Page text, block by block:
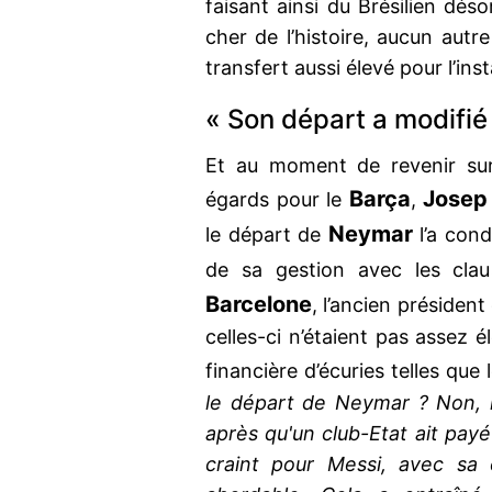
faisant ainsi du Brésilien
cher de l’histoire, aucun
transfert aussi élevé pour
« Son départ a modifié
Et au moment de revenir
égards pour le Barça,
le départ de Neymarl’a
de sa gestion avec les
Barcelone, l’ancien
celles-ci n’étaient pas assez
financière d’écuries telles que
le départ de Neymar ? Non,
après qu'un club-Etat ait
craint pour Messi, avec